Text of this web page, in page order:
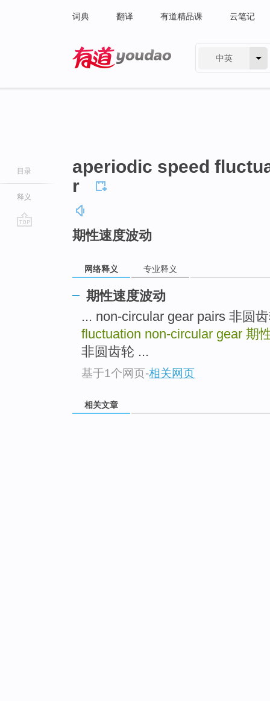
词典 翻译 有道精品课 云笔记
中英
目录
释义
aperiodic speed
r
期性速度波动
网络释义 专业释义
期性速度波动
... non-circular gear pairs 非圆
fluctuation non-circular gear 期
非圆齿轮 ...
基于1个网页-相关网页
相关文章